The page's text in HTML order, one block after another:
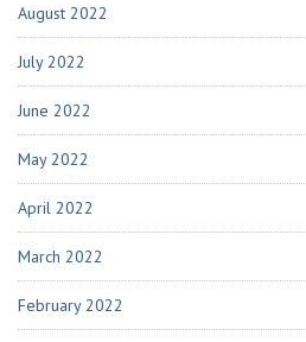
August 2022
July 2022
June 2022
May 2022
April 2022
March 2022
February 2022